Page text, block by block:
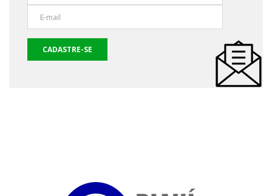
CADASTRE-SE